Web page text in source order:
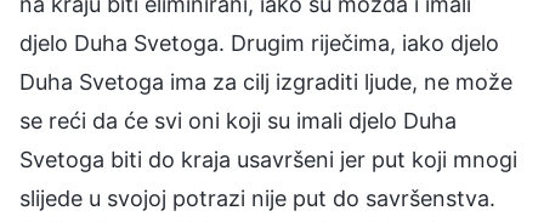
djelo Duha Svetoga. Drugim riječima, iako djelo
Duha Svetoga ima za cilj izgraditi ljude, ne može
se reći da će svi oni koji su imali djelo Duha
Svetoga biti do kraja usavršeni jer put koji mnogi
slijede u svojoj potrazi nije put do savršenstva.